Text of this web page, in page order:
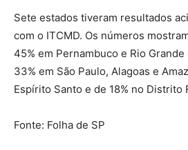
Sete estados tiveram resultados
com o ITCMD. Os números
45% em Pernambuco e Rio
33% em São Paulo, Alagoas e
Espírito Santo e de 18% no Distrito
Fonte: Folha de SP